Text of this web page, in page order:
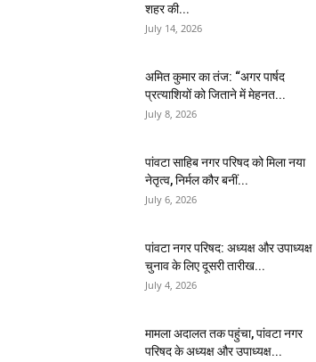
शहर की...
July 14, 2026
अमित कुमार का तंज: “अगर पार्षद
प्रत्याशियों को जिताने में मेहनत...
July 8, 2026
पांवटा साहिब नगर परिषद को मिला नया
नेतृत्व, निर्मल कौर बनीं...
July 6, 2026
पांवटा नगर परिषद: अध्यक्ष और उपाध्यक्ष
चुनाव के लिए दूसरी तारीख...
July 4, 2026
मामला अदालत तक पहुंचा, पांवटा नगर
परिषद के अध्यक्ष और उपाध्यक्ष...